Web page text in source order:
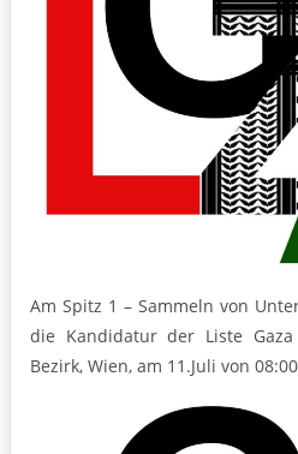
Am Spitz 1 – Sammeln von
die Kandidatur der Liste
Bezirk, Wien, am 11.Juli von